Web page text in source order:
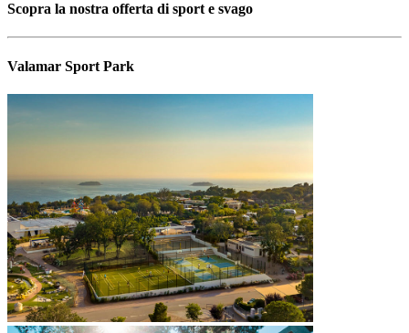
Scopra la nostra offerta di sport e svago
Valamar Sport Park